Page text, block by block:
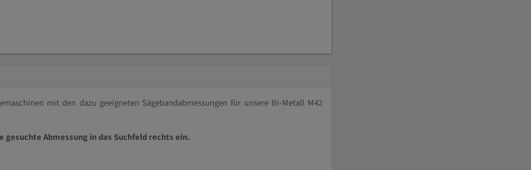
mit den dazu geeigneten Sägebandabmessungen für unsere Bi-Metall M42
Abmessung in das Suchfeld rechts ein.